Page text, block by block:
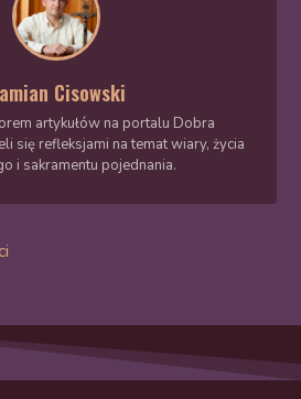
Cisowski
artykułów na portalu Dobra
się refleksjami na temat wiary, życia
i sakramentu pojednania.